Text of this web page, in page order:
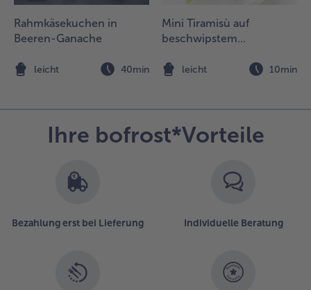
den
Rahmkäsekuchen in
Beeren-Ganache
leicht 40min
Mini Tiramisù auf
beschwipstem
leicht 10min
Ihre bofrost*Vorteile
Bezahlung erst bei Lieferung Individuelle Beratung